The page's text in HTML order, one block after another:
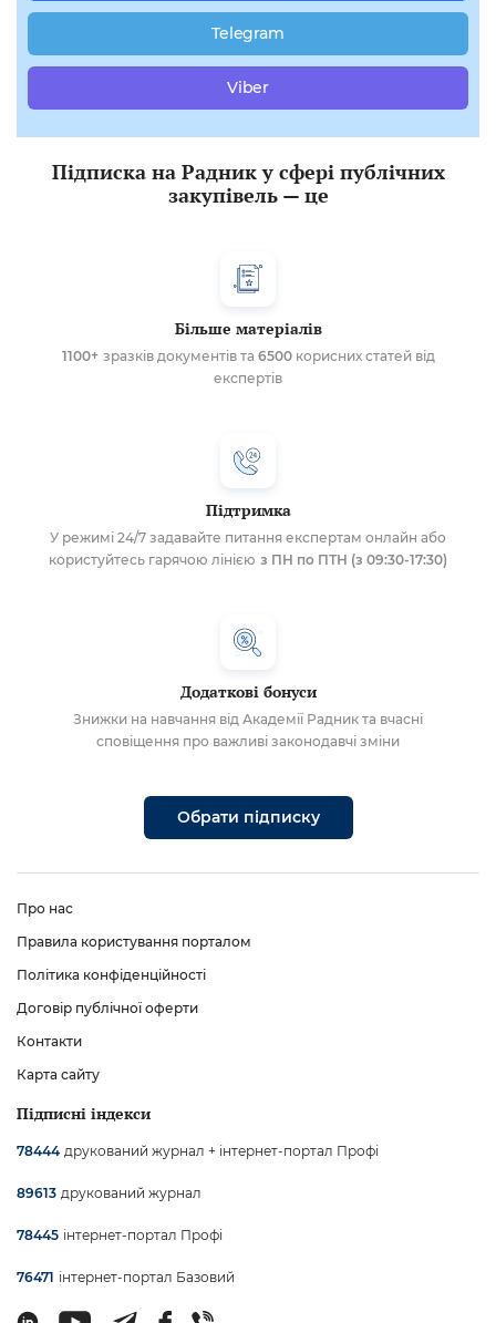
Telegram
Viber
Підписка на Радник у сфері публічних
закупівель — це
Більше матеріалів
1100+ зразків документів та 6500корисних статей від
експертів
Підтримка
У режимі 24/7 задавайте питання експертам онлайн або
користуйтесь гарячою лінією з ПН по ПТН (з 09:30-17:30)
Додаткові бонуси
Знижки на навчання від Академії Радник та вчасні
сповіщення про важливі законодавчі зміни
Обрати підписку
Про нас
Правила користування порталом
Політика конфіденційності
Договір публічної оферти
Контакти
Карта сайту
Підписні індекси
78444 друкований журнал + інтернет-портал Профі
89613 друкований журнал
78445 інтернет-портал Профі
76471 інтернет-портал Базовий